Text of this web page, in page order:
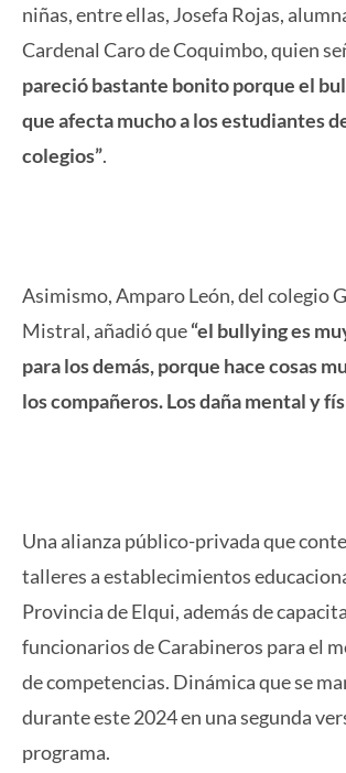
niñas, entre ellas, Josefa Rojas,
Cardenal Caro de Coquimbo, quien
pareció bastante bonito porque el
que afecta mucho a los estudiantes
colegios”.
Asimismo, Amparo León, del colegio
Mistral, añadió que“el bullying es
para los demás, porque hace cosas
los compañeros. Los daña mental y
Una alianza público-privada que
talleres a establecimientos
Provincia de Elqui, además de
funcionarios de Carabineros para el
de competencias. Dinámica que se
durante este 2024 en una segunda
programa.